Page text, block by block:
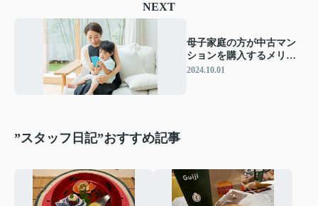
NEXT
母子家庭の方が中古マン
ションを購入するメリッ
トは？注意点も解説
2024.10.01
”スタッフ日記”おすすめ記事